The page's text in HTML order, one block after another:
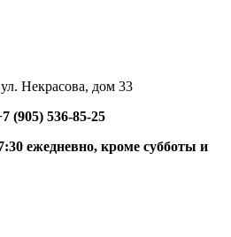
Некрасова, дом 33
(905) 536-85-25
ежедневно, кроме субботы и